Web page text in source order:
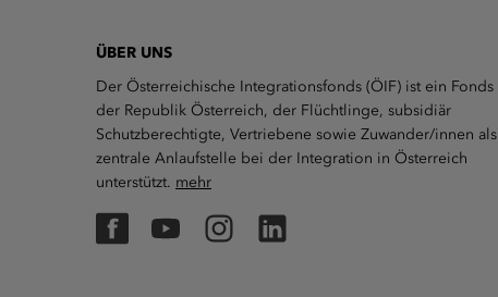
ÜBER UNS
Der Österreichische Integrationsfonds (ÖIF) ist ein Fonds
der Republik Österreich, der Flüchtlinge, subsidiär
Schutzberechtigte, Vertriebene sowie Zuwander/innen als
zentrale Anlaufstelle bei der Integration in Österreich
unterstützt. mehr
FacebookYouTubeInstagramLinkedIn